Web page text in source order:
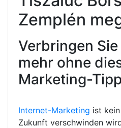
Zemplén
Verbringen
mehr ohne
Marketing-
Internet-Marketing ist
Zukunft verschwinden